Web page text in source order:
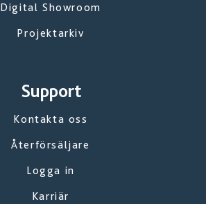
Digital Showroom
Projektarkiv
Support
Kontakta oss
Återförsäljare
Logga in
Karriär